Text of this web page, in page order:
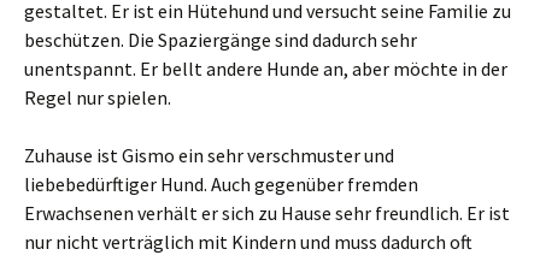
gestaltet. Er ist ein Hütehund und versucht seine Familie zu
beschützen. Die Spaziergänge sind dadurch sehr
unentspannt. Er bellt andere Hunde an, aber möchte in der
Regel nur spielen.
Zuhause ist Gismo ein sehr verschmuster und
liebebedürftiger Hund. Auch gegenüber fremden
Erwachsenen verhält er sich zu Hause sehr freundlich. Er ist
nur nicht verträglich mit Kindern und muss dadurch oft